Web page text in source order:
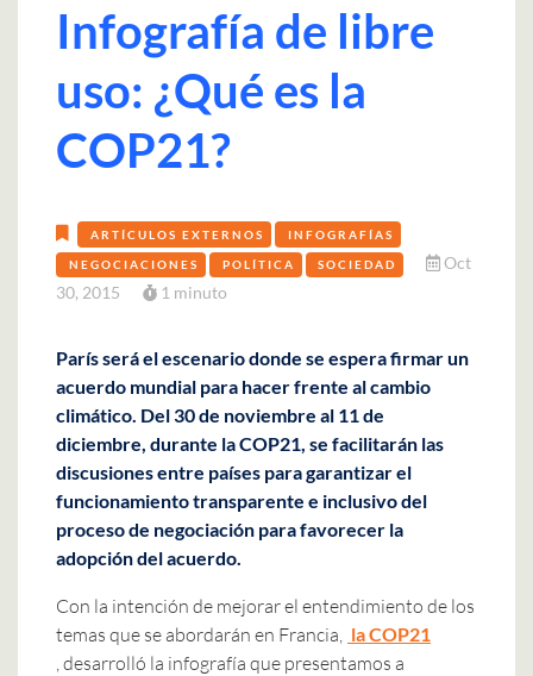
Infografía de libre
uso: ¿Qué es la
COP21?
ARTÍCULOS EXTERNOS INFOGRAFÍAS
NEGOCIACIONES POLÍTICA SOCIEDAD
Oct
30, 2015
1 minuto
París será el escenario donde se espera firmar un
acuerdo mundial para hacer frente al cambio
climático. Del 30 de noviembre al 11 de
diciembre, durante la COP21, se facilitarán las
discusiones entre países para garantizar el
funcionamiento transparente e inclusivo del
proceso de negociación para favorecer la
adopción del acuerdo.
Con la intención de mejorar el entendimiento de los
temas que se abordarán en Francia,
la COP21
, desarrolló la infografía que presentamos a